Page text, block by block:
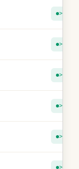
> 5
> 5
> 5
> 5
> 5